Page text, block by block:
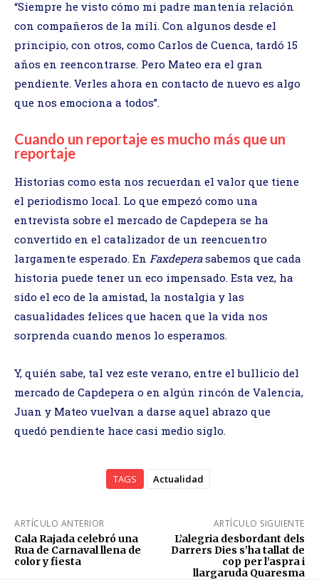
“Siempre he visto cómo mi padre mantenía relación
con compañeros de la mili. Con algunos desde el
principio, con otros, como Carlos de Cuenca, tardó 15
años en reencontrarse. Pero Mateo era el gran
pendiente. Verles ahora en contacto de nuevo es algo
que nos emociona a todos”.
Cuando un reportaje es mucho más que un
reportaje
Historias como esta nos recuerdan el valor que tiene
el periodismo local. Lo que empezó como una
entrevista sobre el mercado de Capdepera se ha
convertido en el catalizador de un reencuentro
largamente esperado. En Faxdeperasabemos que cada
historia puede tener un eco impensado. Esta vez, ha
sido el eco de la amistad, la nostalgia y las
casualidades felices que hacen que la vida nos
sorprenda cuando menos lo esperamos.
Y, quién sabe, tal vez este verano, entre el bullicio del
mercado de Capdepera o en algún rincón de Valencia,
Juan y Mateo vuelvan a darse aquel abrazo que
quedó pendiente hace casi medio siglo.
TAGS Actualidad
ARTÍCULO ANTERIOR
Cala Rajada celebró una
Rua de Carnaval llena de
color y fiesta
ARTÍCULO SIGUIENTE
L’alegria desbordant dels
Darrers Dies s’ha tallat de
cop per l’aspra i
llargaruda Quaresma